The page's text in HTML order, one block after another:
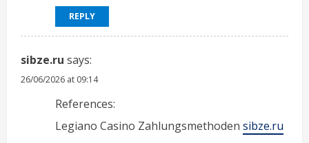
REPLY
sibze.ru says:
26/06/2026 at 09:14
References:
Legiano Casino Zahlungsmethoden sibze.ru